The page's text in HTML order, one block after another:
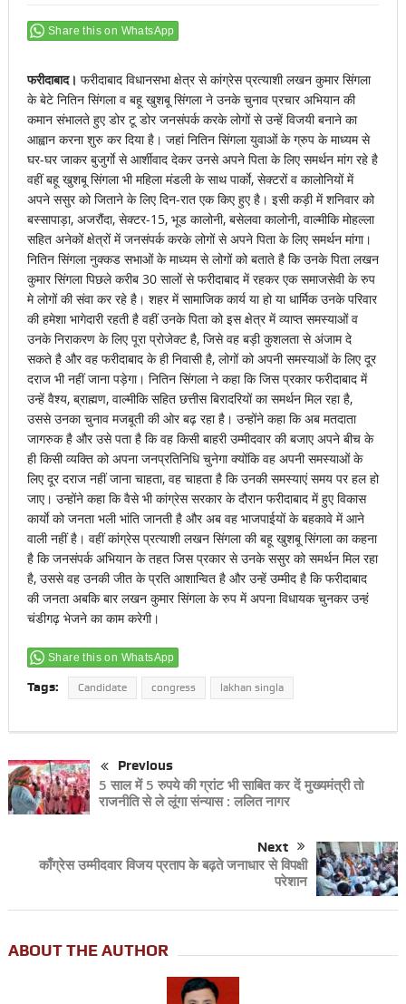
Share this on WhatsApp
फरीदाबाद। फरीदाबाद विधानसभा क्षेत्र से कांग्रेस प्रत्याशी लखन कुमार सिंगला
के बेटे नितिन सिंगला व बहू खुशबू सिंगला ने उनके चुनाव प्रचार अभियान की
कमान संभालते हुए डोर टू डोर जनसंपर्क करके लोगों से उन्हें विजयी बनाने का
आह्वान करना शुरु कर दिया है। जहां नितिन सिंगला युवाओं के ग्रुप के माध्यम से
घर-घर जाकर बुजुर्गाे से आर्शीवाद देकर उनसे अपने पिता के लिए समर्थन मांग रहे है
वहीं बहू खुशबू सिंगला भी महिला मंडली के साथ पार्काे, सेक्टरों व कालोनियों में
अपने ससुर को जिताने के लिए दिन-रात एक किए हुए है। इसी कड़ी में शनिवार को
बस्सापाड़ा, अजरौंदा, सेक्टर-15, भूड कालोनी, बसेलवा कालोनी, वाल्मीकि मोहल्ला
सहित अनेकों क्षेत्रों में जनसंपर्क करके लोगों से अपने पिता के लिए समर्थन मांगा।
नितिन सिंगला नुक्कड सभाओं के माध्यम से लोगों को बताते है कि उनके पिता लखन
कुमार सिंगला पिछले करीब 30 सालों से फरीदाबाद में रहकर एक समाजसेवी के रुप
मे लोगों की संवा कर रहे है। शहर में सामाजिक कार्य या हो या धार्मिक उनके परिवार
की हमेशा भागेदारी रहती है वहीं उनके पिता को इस क्षेत्र में व्याप्त समस्याओं व
उनके निराकरण के लिए पूरा प्रोजेक्ट है, जिसे वह बड़ी कुशलता से अंजाम दे
सकते है और वह फरीदाबाद के ही निवासी है, लोगों को अपनी समस्याओं के लिए दूर
दराज भी नहीं जाना पड़ेगा। नितिन सिंगला ने कहा कि जिस प्रकार फरीदाबाद में
उन्हें वैश्य, ब्राह्मण, वाल्मीकि सहित छत्तीस बिरादरियों का समर्थन मिल रहा है,
उससे उनका चुनाव मजबूती की ओर बढ़ रहा है। उन्होंने कहा कि अब मतदाता
जागरुक है और उसे पता है कि वह किसी बाहरी उम्मीदवार की बजाए अपने बीच के
ही किसी व्यक्ति को अपना जनप्रतिनिधि चुनेगा क्योंकि वह अपनी समस्याओं के
लिए दूर दराज नहीं जाना चाहता, वह चाहता है कि उनकी समस्याएं समय पर हल हो
जाए। उन्होंने कहा कि वैसे भी कांग्रेस सरकार के दौरान फरीदाबाद में हुए विकास
कार्याे को जनता भली भांति जानती है और अब वह भाजपाईयों के बहकावे में आने
वाली नहीं है। वहीं कांग्रेस प्रत्याशी लखन सिंगला की बहू खुशबू सिंगला का कहना
है कि जनसंपर्क अभियान के तहत जिस प्रकार से उनके ससुर को समर्थन मिल रहा
है, उससे वह उनकी जीत के प्रति आशान्वित है और उन्हें उम्मीद है कि फरीदाबाद
की जनता अबकि बार लखन कुमार सिंगला के रुप में अपना विधायक चुनकर उन्हं
चंडीगढ़ भेजने का काम करेगी।
Share this on WhatsApp
Tags: Candidate congress lakhan singla
Previous
5 साल में 5 रुपये की ग्रांट भी साबित कर दें मुख्यमंत्री तो
राजनीति से ले लूंगा संन्यास : ललित नागर
Next
काँग्रेस उम्मीदवार विजय प्रताप के बढ़ते जनाधार से विपक्षी
परेशान
ABOUT THE AUTHOR